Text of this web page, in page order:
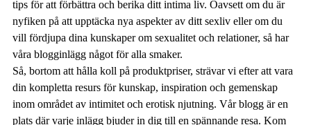
tips för att förbättra och berika ditt intima liv. Oavsett om du är
nyfiken på att upptäcka nya aspekter av ditt sexliv eller om du
vill fördjupa dina kunskaper om sexualitet och relationer, så har
våra blogginlägg något för alla smaker.
Så, bortom att hålla koll på produktpriser, strävar vi efter att vara
din kompletta resurs för kunskap, inspiration och gemenskap
inom området av intimitet och erotisk njutning. Vår blogg är en
plats där varje inlägg bjuder in dig till en spännande resa. Kom